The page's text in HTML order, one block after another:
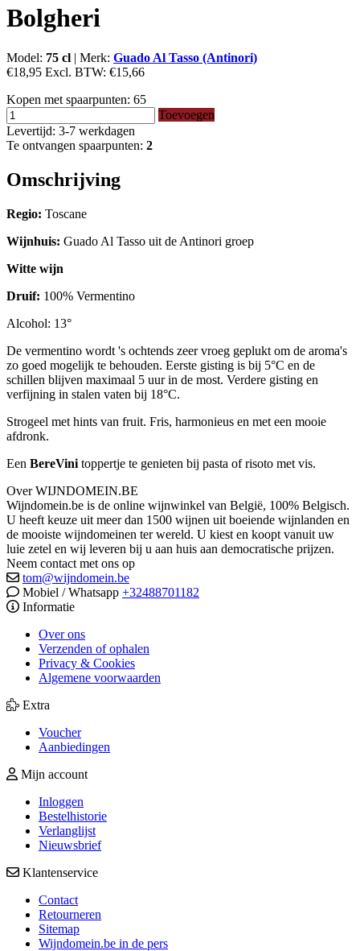
Bolgheri
Model: 75 cl | Merk: Guado Al Tasso (Antinori)
€18,95 Excl. BTW: €15,66
Kopen met spaarpunten: 65
Toevoegen
Levertijd: 3-7 werkdagen
Te ontvangen spaarpunten: 2
Omschrijving
Regio: Toscane
Wijnhuis: Guado Al Tasso uit de Antinori groep
Witte wijn
Druif: 100% Vermentino
Alcohol: 13°
De vermentino wordt 's ochtends zeer vroeg geplukt om de aroma's
zo goed mogelijk te behouden. Eerste gisting is bij 5°C en de
schillen blijven maximaal 5 uur in de most. Verdere gisting en
verfijning in stalen vaten bij 18°C.
Strogeel met hints van fruit. Fris, harmonieus en met een mooie
afdronk.
Een BereVini toppertje te genieten bij pasta of risoto met vis.
Over WIJNDOMEIN.BE
Wijndomein.be is de online wijnwinkel van België, 100% Belgisch.
U heeft keuze uit meer dan 1500 wijnen uit boeiende wijnlanden en
de mooiste wijndomeinen ter wereld. U kiest en koopt vanuit uw
luie zetel en wij leveren bij u aan huis aan democratische prijzen.
Neem contact met ons op
tom@wijndomein.be
Mobiel / Whatsapp +32488701182
Informatie
Over ons
Verzenden of ophalen
Privacy & Cookies
Algemene voorwaarden
Extra
Voucher
Aanbiedingen
Mijn account
Inloggen
Bestelhistorie
Verlanglijst
Nieuwsbrief
Klantenservice
Contact
Retourneren
Sitemap
Wijndomein.be in de pers